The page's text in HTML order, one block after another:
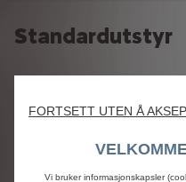
Standardutstyr
SIKKERHET
Sidekollisjonsputer for
Reparasjonskit ved
Vinduspusser foran-
FORTSETT UTEN Å
Vi bruker informasjonskapsler